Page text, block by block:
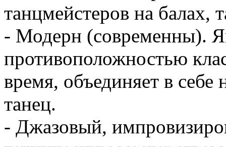
танцмейстеров на балах,
- Модерн (современны).
противоположностью
время, объединяет в
танец.
- Джазовый,